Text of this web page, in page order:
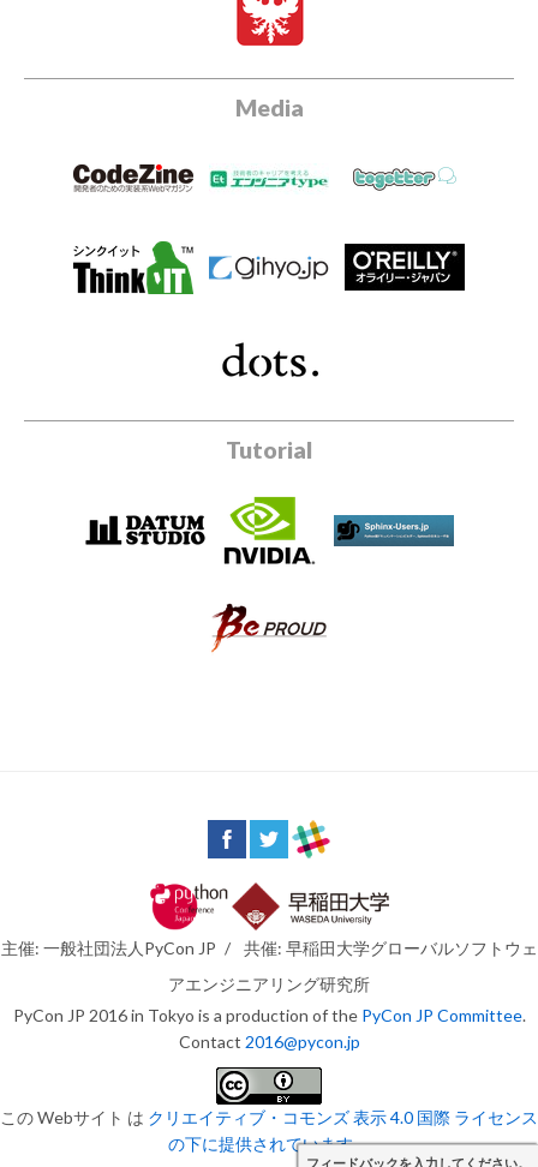
Media
Tutorial
主催: 一般社団法人PyCon JP /
共催: 早稲田大学グローバルソフトウェ
アエンジニアリング研究所
PyCon JP 2016 in Tokyo is a production of the PyCon JP Committee.
Contact 2016@pycon.jp
この Webサイト は クリエイティブ・コモンズ 表示 4.0 国際 ライセンス
の下に提供されています。
フィードバックを入力してください。